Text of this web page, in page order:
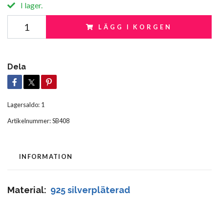
I lager.
LÄGG I KORGEN
Dela
Lagersaldo: 1
Artikelnummer:SB408
INFORMATION
Material: 925 silverpläterad